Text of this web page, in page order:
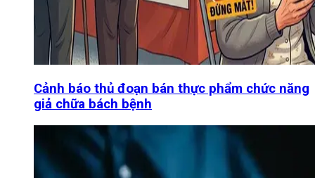
Cảnh báo thủ đoạn bán thực phẩm chức năng
giả chữa bách bệnh